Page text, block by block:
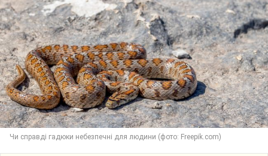
Чи справді гадюки небезпечні для людини (фото: Freepik.com)